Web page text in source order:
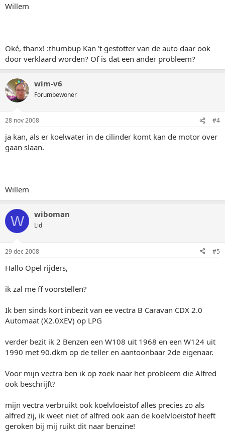
Willem
Oké, thanx! :thumbup Kan 't gestotter van de auto daar ook
door verklaard worden? Of is dat een ander probleem?
wim-v6
Forumbewoner
28 nov 2008 #4
ja kan, als er koelwater in de cilinder komt kan de motor over
gaan slaan.
Willem
W wiboman
Lid
29 dec 2008 #5
Hallo Opel rijders,
ik zal me ff voorstellen?
Ik ben sinds kort inbezit van ee vectra B Caravan CDX 2.0
Automaat (X2.0XEV) op LPG
verder bezit ik 2 Benzen een W108 uit 1968 en een W124 uit
1990 met 90.dkm op de teller en aantoonbaar 2de eigenaar.
Voor mijn vectra ben ik op zoek naar het probleem die Alfred
ook beschrijft?
mijn vectra verbruikt ook koelvloeistof alles precies zo als
alfred zij, ik weet niet of alfred ook aan de koelvloeistof heeft
geroken bij mij ruikt dit naar benzine!